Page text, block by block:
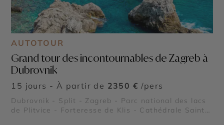
AUTOTOUR
Grand tour des incontournables de Zagreb à
Dubrovnik
15 jours - À partir de 2350 € /pers
Dubrovnik - Split - Zagreb - Parc national des lacs
de Plitvice - Forteresse de Klis - Cathédrale Saint-